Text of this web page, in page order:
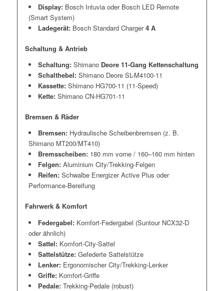
Display:Bosch Intuvia oder Bosch LED Remote
(Smart System)
Ladegerät:Bosch Standard Charger4 A
Schaltung & Antrieb
Schaltung:Shimano Deore 11-Gang Kettenschaltung
Schalthebel:Shimano Deore SL-M4100-11
Kassette:Shimano HG700-11 (11-Speed)
Kette:Shimano CN-HG701-11
Bremsen & Räder
Bremsen:Hydraulische Scheibenbremsen (z. B.
Shimano MT200/MT410)
Bremsscheiben:180 mm vorne / 160–160 mm hinten
Felgen:Aluminium City/Trekking-Felgen
Reifen:Schwalbe Energizer Active Plus oder
Performance-Bereifung
Fahrwerk & Komfort
Federgabel:Komfort-Federgabel (Suntour NCX32-D
oder ähnlich)
Sattel:Komfort-City-Sattel
Sattelstütze:Gefederte Sattelstütze
Lenker:Ergonomischer City/Trekking-Lenker
Griffe:Komfort-Griffe
Pedale:Trekking-Pedale (robust)